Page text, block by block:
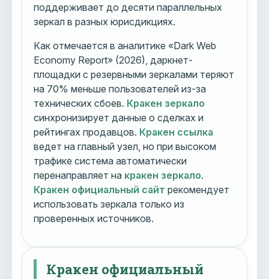
поддерживает до десяти параллельных
зеркал в разных юрисдикциях.
Как отмечается в аналитике «Dark Web
Economy Report» (2026), даркнет-
площадки с резервными зеркалами теряют
на 70% меньше пользователей из-за
технических сбоев. Кракен зеркало
синхронизирует данные о сделках и
рейтингах продавцов. Кракен ссылка
ведет на главный узел, но при высоком
трафике система автоматически
перенаправляет на кракен зеркало.
Кракен официальный сайт рекомендует
использовать зеркала только из
проверенных источников.
Кракен официальный